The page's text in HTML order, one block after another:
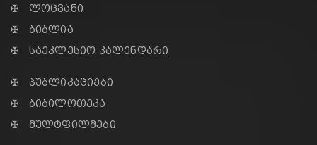
✠ ლოცვანი
✠ ბიბლია
✠ საეკლესიო კალენდარი
✠ პუბლიკაციები
✠ ბიბილოთეკა
✠ მულტფილმები